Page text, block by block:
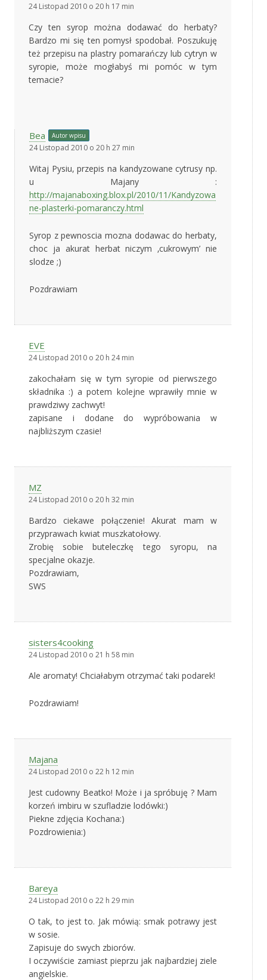
24 Listopad 2010 o 20 h 17 min
Czy ten syrop można dodawać do herbaty?
Bardzo mi się ten pomysł spodobał. Poszukuję
też przepisu na plastry pomarańczy lub cytryn w
syropie, może mogłabyś mi pomóc w tym
temacie?
Bea Autor wpisu
24 Listopad 2010 o 20 h 27 min
Witaj Pysiu, przepis na kandyzowane cytrusy np.
u Majany :
http://majanaboxing.blox.pl/2010/11/Kandyzowa
ne-plasterki-pomaranczy.html
Syrop z pewnoscia mozna dodawac do herbaty,
choc ja akurat herbat niczym ‚cukrowym’ nie
slodze ;)
Pozdrawiam
EVE
24 Listopad 2010 o 20 h 24 min
zakochałam się w tym syropie od pierwszego
składnika :) a potem kolejne wprawiły mnie w
prawdziwy zachwyt!
zapisane i dodane do wypróbowania w
najbliższym czasie!
MZ
24 Listopad 2010 o 20 h 32 min
Bardzo ciekawe połączenie! Akurat mam w
przyprawach kwiat muszkatołowy.
Zrobię sobie buteleczkę tego syropu, na
specjalne okazje.
Pozdrawiam,
SWS
sisters4cooking
24 Listopad 2010 o 21 h 58 min
Ale aromaty! Chciałabym otrzymać taki podarek!
Pozdrawiam!
Majana
24 Listopad 2010 o 22 h 12 min
Jest cudowny Beatko! Może i ja spróbuję ? Mam
korzeń imbiru w szufladzie lodówki:)
Piekne zdjęcia Kochana:)
Pozdrowienia:)
Bareya
24 Listopad 2010 o 22 h 29 min
O tak, to jest to. Jak mówią: smak potrawy jest
w sosie.
Zapisuje do swych zbiorów.
I oczywiście zamiast pieprzu jak najbardziej ziele
angielskie.